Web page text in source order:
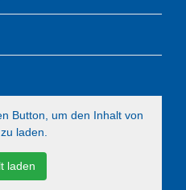
Button, um den Inhalt von
laden.
laden